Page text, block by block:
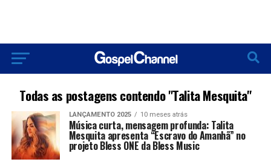
Todas as postagens contendo "Talita Mesquita"
LANÇAMENTO 2025 10 meses atrás
Música curta, mensagem profunda: Talita
Mesquita apresenta “Escravo do Amanhã” no
projeto Bless ONE da Bless Music